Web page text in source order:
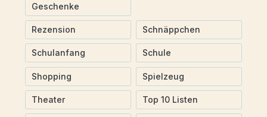
Geschenke
Rezension Schnäppchen
Schulanfang Schule
Shopping Spielzeug
Theater Top 10 Listen